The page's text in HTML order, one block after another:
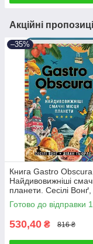
Акційні
–35%
Книга Gastro
Найдивовижніші
планети. Сесілі Вонґ,
Тьюрас
Готово до відправки
530,40 ₴ 816 ₴